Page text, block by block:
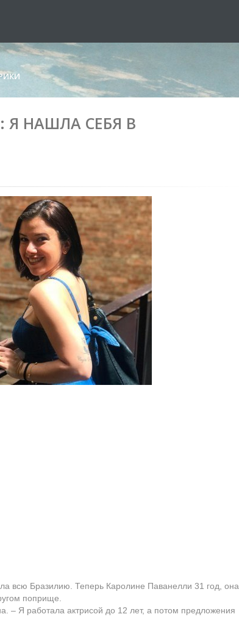
Я НАШЛА СЕБЯ В
всю Бразилию. Теперь Каролине Паванелли 31 год, она
поприще.
– Я работала актрисой до 12 лет, а потом предложения